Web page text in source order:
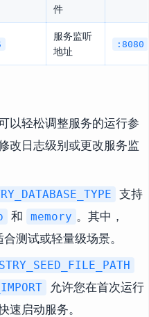
件
服务监听
地址
:8080
以轻松调整服务的运行参
改日志级别或更改服务监
支持
和 memory 。其中，
测试或轻量级场景。
允许您在首次运行
速启动服务。